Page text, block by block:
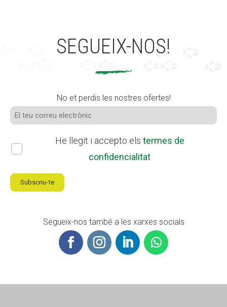
SEGUEIX-NOS!
No et perdis les nostres ofertes!
He llegit i accepto els termes de
confidencialitat
Subscriu-te
Segueix-nos també a les xarxes socials